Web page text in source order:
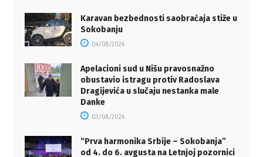
Karavan bezbednosti saobraćaja stiže u
Sokobanju
04/08/2026
Apelacioni sud u Nišu pravosnažno
obustavio istragu protiv Radoslava
Dragijevića u slučaju nestanka male
Danke
03/08/2026
“Prva harmonika Srbije – Sokobanja”
od 4. do 6. avgusta na Letnjoj pozornici